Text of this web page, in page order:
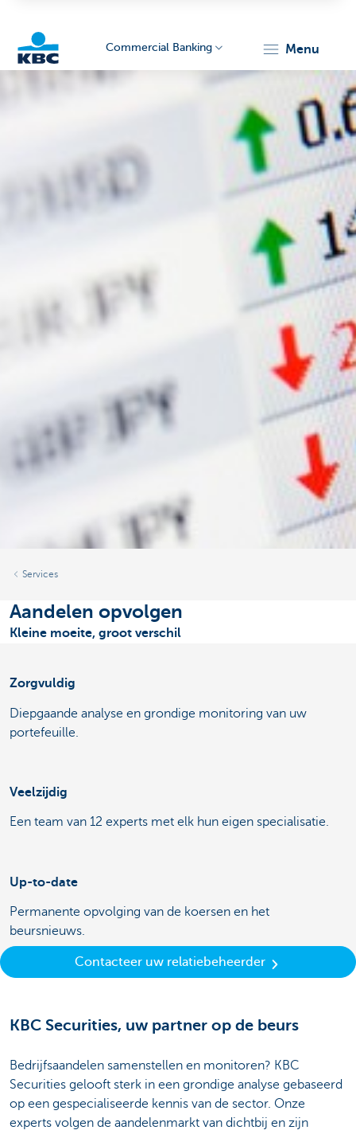
Commercial Banking menu
Services
Aandelen opvolgen
Kleine moeite, groot verschil
Zorgvuldig
Diepgaande analyse en grondige monitoring van uw
portefeuille.
Veelzijdig
Een team van 12 experts met elk hun eigen specialisatie.
Up-to-date
Permanente opvolging van de koersen en het
beursnieuws.
Contacteer uw relatiebeheerder
KBC Securities, uw partner op de beurs
Bedrijfsaandelen samenstellen en monitoren? KBC
Securities gelooft sterk in een grondige analyse gebaseerd
op een gespecialiseerde kennis van de sector. Onze
experts volgen de aandelenmarkt van dichtbij en zijn